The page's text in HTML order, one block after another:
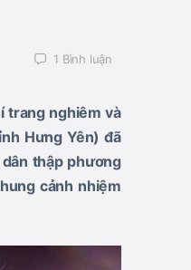
1 Bình luận
trang nghiêm và
Hưng Yên) đã
thập phương
cảnh nhiệm